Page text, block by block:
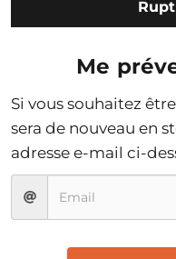
Me
Si vous souhaitez
sera de nouveau en
adresse e-mail ci-